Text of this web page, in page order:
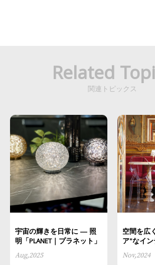
Related
関連トピックス
宇宙の輝きを日常に ― 照
明「PLANET｜プラネット」
Aug,2025
空間を広
ア"なイ
とは？
Nov,2024